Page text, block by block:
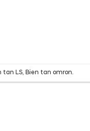
tan LS,Bien tan omron.